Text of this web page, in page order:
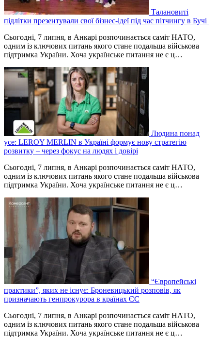
Талановиті
підлітки презентували свої бізнес-ідеї під час пітчингу в Бучі
Сьогодні, 7 липня, в Анкарі розпочинається саміт НАТО,
одним із ключових питань якого стане подальша військова
підтримка України. Хоча українське питання не є ц…
Людина понад
усе: LEROY MERLIN в Україні формує нову стратегію
розвитку – через фокус на людях і довірі
Сьогодні, 7 липня, в Анкарі розпочинається саміт НАТО,
одним із ключових питань якого стане подальша військова
підтримка України. Хоча українське питання не є ц…
“Європейські
практики”, яких не існує: Броневицький розповів, як
призначають генпрокурора в країнах ЄС
Сьогодні, 7 липня, в Анкарі розпочинається саміт НАТО,
одним із ключових питань якого стане подальша військова
підтримка України. Хоча українське питання не є ц…